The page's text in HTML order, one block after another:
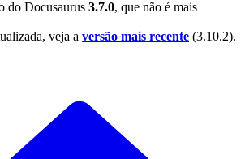
do Docusaurus 3.7.0, que não é mais
veja a versão mais recente (3.10.2).